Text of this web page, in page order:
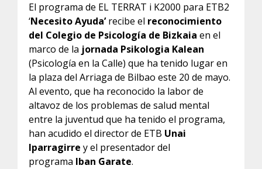
El programa de EL TERRAT i K2000 para ETB2
‘Necesito Ayuda’recibe el reconocimiento
del Colegio de Psicología de Bizkaia en el
marco de la jornada Psikologia Kalean
(Psicología en la Calle) que ha tenido lugar en
la plaza del Arriaga de Bilbao este 20 de mayo.
Al evento, que ha reconocido la labor de
altavoz de los problemas de salud mental
entre la juventud que ha tenido el programa,
han acudido el director de ETB Unai
Iparragirre y el presentador del
programa Iban Garate.